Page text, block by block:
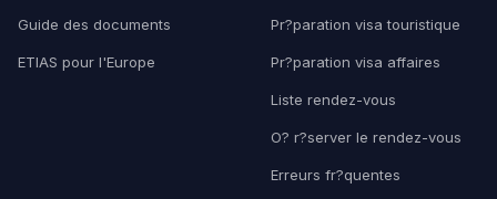
Guide des documents
ETIAS pour l'Europe
Pr?paration visa touristique
Pr?paration visa affaires
Liste rendez-vous
O? r?server le rendez-vous
Erreurs fr?quentes